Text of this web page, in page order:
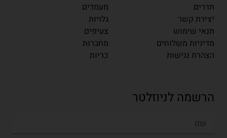
תדרים
יצירת קשר
תנאי שימוש
מדיניות משלוחים
הצהרת נגישות
מעמדים
גלויות
צעיפים
מחברות
כריות
הרשמה לניוזלטר